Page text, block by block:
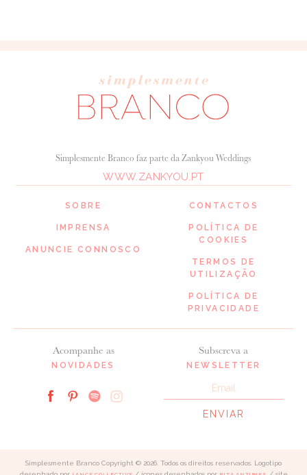
SOBRE
IMPRENSA
ANUNCIE CONNOSCO
Acompanhe as
NOVIDADES
Simplesmente Branco faz parte da Zankyou Weddings
WWW.ZANKYOU.PT
Subscreva a
NEWSLETTER
CONTACTOS
POLÍTICA DE
COOKIES
TERMOS DE
UTILIZAÇÃO
POLÍTICA DE
PRIVACIDADE
Simplesmente Branco Copyright © 2026. Todos os direitos reservados. Logotipo